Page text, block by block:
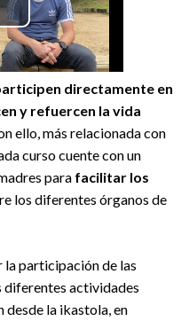
directamente en
y refuercen la vida
ello, más relacionada con
curso cuente con un
para facilitar los
los diferentes órganos de
la participación de las
diferentes actividades
desde la ikastola, en